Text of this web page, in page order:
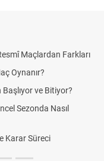
Maçlardan Farkları
Oynanır?
ve Bitiyor?
Sezonda Nasıl
Karar Süreci